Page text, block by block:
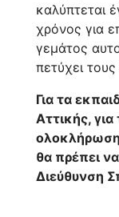
καλύπτεται
χρόνος για
γεμάτος
πετύχει
Για τα
Αττικής,
θα πρέπει
Διεύθυνση